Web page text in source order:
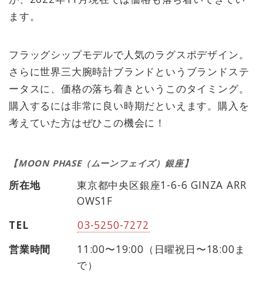
ます。
フラッグシップモデルで人気のラグスポデザイン。
さらに世界三大腕時計ブランドというブランドステ
ータスに、価格の落ち着きというこのタイミング。
購入するには非常に良い時期だといえます。購入を
考えていた方はぜひこの機会に！
所在地
東京都中央区銀座1-6-6 GINZA ARR
OWS1F
TEL
03-5250-7272
営業時間
11:00〜19:00（日曜祝日〜18:00ま
で）
【MOON PHASE（ムーンフェイズ）銀座】